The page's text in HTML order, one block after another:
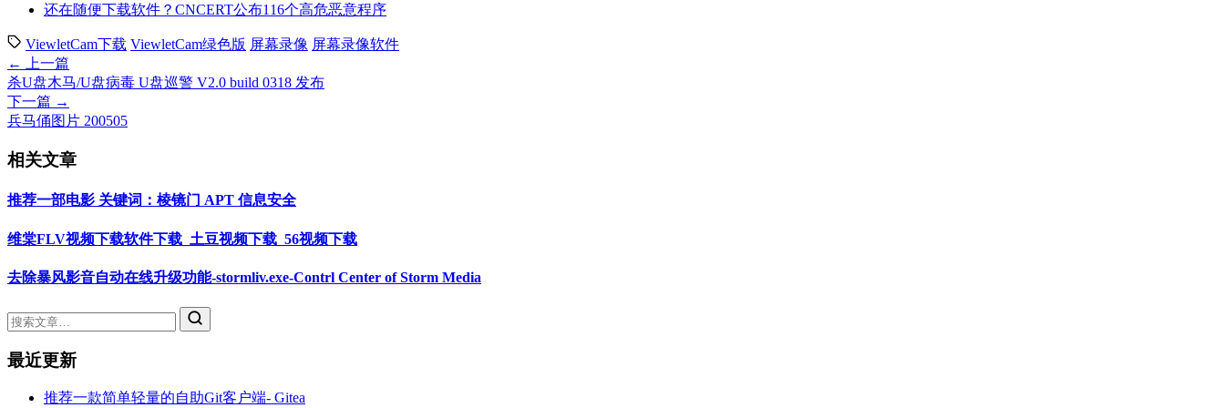
还在随便下载软件？CNCERT公布116个高危恶意程序
ViewletCam下载 ViewletCam绿色版 屏幕录像 屏幕录像软件
← 上一篇
杀U盘木马/U盘病毒 U盘巡警 V2.0 build 0318 发布
下一篇 →
兵马俑图片 200505
相关文章
推荐一部电影 关键词：棱镜门 APT 信息安全
维棠FLV视频下载软件下载_土豆视频下载_56视频下载
去除暴风影音自动在线升级功能-stormliv.exe-Contrl Center of Storm Media
最近更新
推荐一款简单轻量的自助Git客户端- Gitea